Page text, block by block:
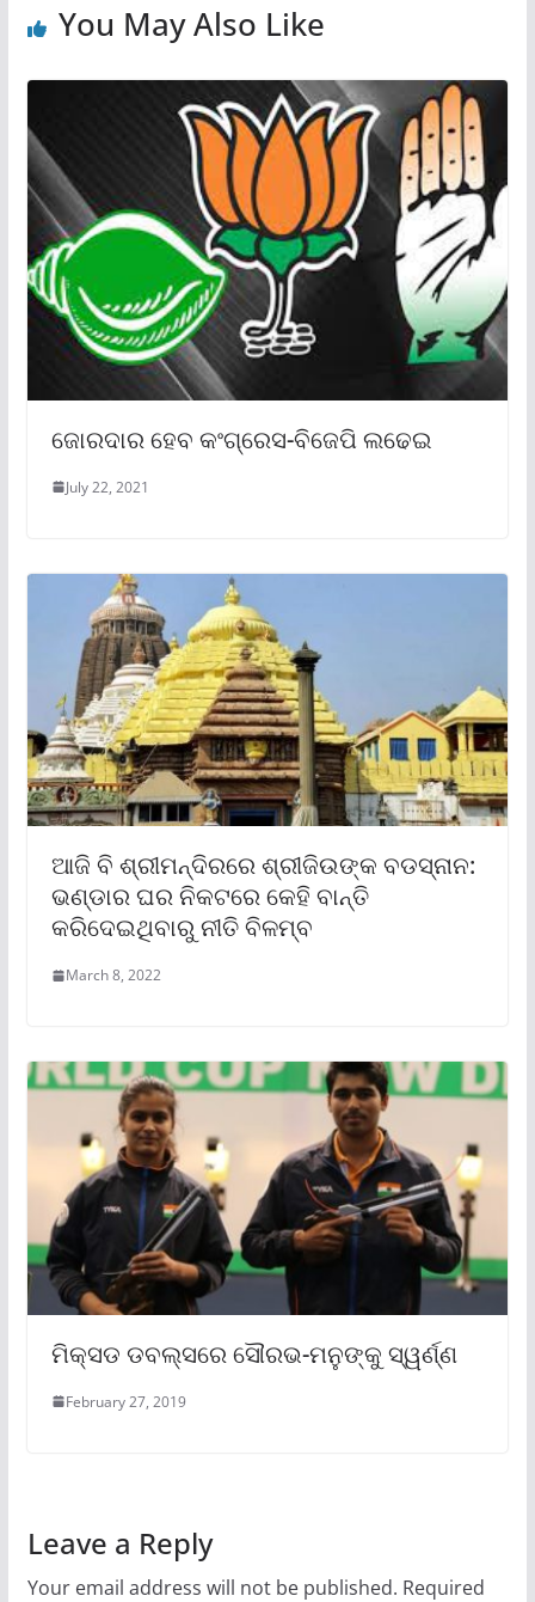
You May Also Like
ଜୋରଦାର ହେବ କଂଗ୍ରେସ-ବିଜେପି ଲଢେଇ
July 22, 2021
ଆଜି ବି ଶ୍ରୀମନ୍ଦିରରେ ଶ୍ରୀଜିଉଙ୍କ ବଡସ୍ନାନ:
ଭଣ୍ଡାର ଘର ନିକଟରେ କେହି ବାନ୍ତି
କରିଦେଇଥିବାରୁ ନୀତି ବିଳମ୍ବ
March 8, 2022
ମିକ୍ସଡ ଡବଲ୍ସରେ ସୌରଭ-ମନୁଙ୍କୁ ସ୍ୱର୍ଣ୍ଣ
February 27, 2019
Leave a Reply
Your email address will not be published. Required